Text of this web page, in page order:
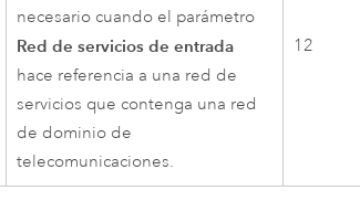
necesario cuando el parámetro
Red de servicios de entrada
hace referencia a una red de
servicios que contenga una red
de dominio de
telecomunicaciones.
12